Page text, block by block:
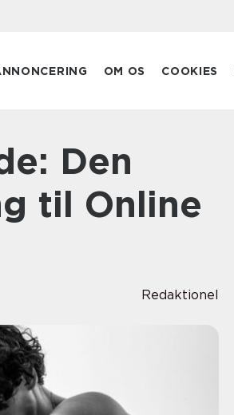
OM OS COOKIES
til Online
Redaktionel